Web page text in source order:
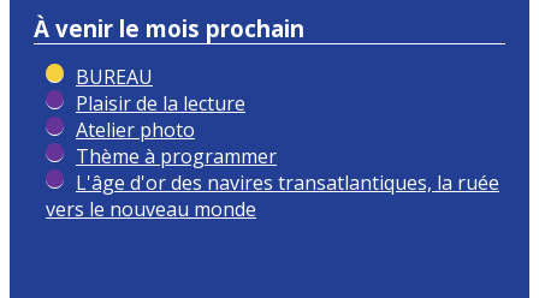
À venir le mois prochain
BUREAU
Plaisir de la lecture
Atelier photo
Thème à programmer
L'âge d'or des navires transatlantiques, la ruée
vers le nouveau monde